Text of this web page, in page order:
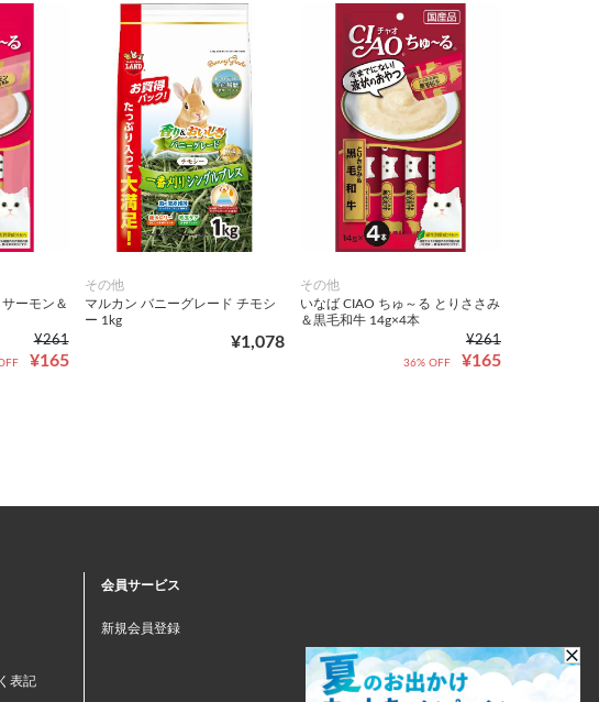
ーモン＆
¥261
¥165
その他
マルカン バニーグレード チモシ
ー 1kg
¥1,078
その他
いなば CIAO ちゅ～る とりささみ
＆黒毛和牛 14g×4本
¥261
¥165
36% OFF
表記
会員サービス
新規会員登録